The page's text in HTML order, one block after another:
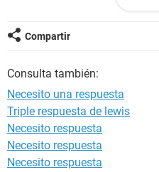
Mujer adulta : hasta 5 :
Mujer Embarazada :
Edad Gestación Valores
5-6 semanas 861-88769
6-8 semanas 8636-218085
8-10 semanas 18700-244467
10-12 semanas 23143-181899
13-27 semanas 6303-97171
28-40 semanas 4360-74883
Compartir
Consulta también:
Necesito una respuesta
Triple respuesta de lewis
Necesito respuesta
Necesito respuesta
Necesito respuesta